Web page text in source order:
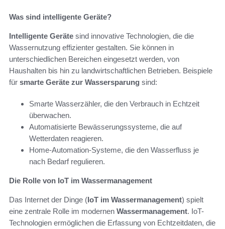
Was sind intelligente Geräte?
Intelligente Geräte sind innovative Technologien, die die
Wassernutzung effizienter gestalten. Sie können in
unterschiedlichen Bereichen eingesetzt werden, von
Haushalten bis hin zu landwirtschaftlichen Betrieben. Beispiele
für smarte Geräte zur Wassersparung sind:
Smarte Wasserzähler, die den Verbrauch in Echtzeit
überwachen.
Automatisierte Bewässerungssysteme, die auf
Wetterdaten reagieren.
Home-Automation-Systeme, die den Wasserfluss je
nach Bedarf regulieren.
Die Rolle von IoT im Wassermanagement
Das Internet der Dinge (IoT im Wassermanagement) spielt
eine zentrale Rolle im modernen Wassermanagement. IoT-
Technologien ermöglichen die Erfassung von Echtzeitdaten, die